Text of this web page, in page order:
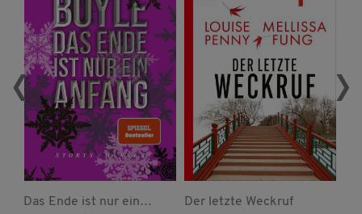
Das Ende ist nur ein
Der letzte Weckruf
‹ ›